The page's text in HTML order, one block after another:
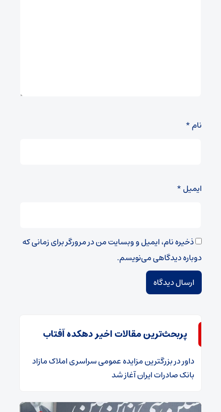
نام*
ایمیل*
ذخیره نام، ایمیل و وبسایت من در مرورگر برای زمانی که
دوباره دیدگاهی می‌نویسم.
پربحث‌ترین مقالات اخیر دهکده آفتاب
داوردر​بزرگترین مزایده عمومی سراسری املاک مازاد
بانک صادرات ایران آغاز شد